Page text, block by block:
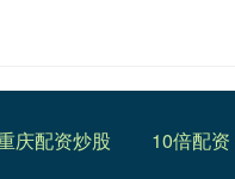
庆配资炒股
10倍配资